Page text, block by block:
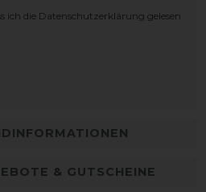
ich die Daten­schutz­erklärung gelesen
& GUTSCHEINE